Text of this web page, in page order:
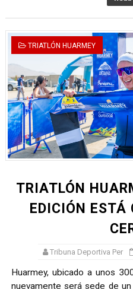
TRIATLÓN HUARMEY
TRIATLÓN
EDICIÓN
Tribuna Deportiva Per
Huarmey, ubicado a unos
nuevamente será sede de